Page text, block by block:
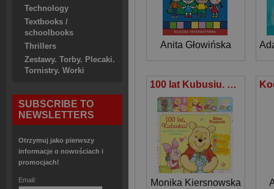
Technology
Textbooks /
schoolbooks
Thrillers
Zestawy. Torby. Plecaki.
Tornistry. Worki
SUBSCRIBE TO
NEWSLETTERS
Otrzymuj jako pierwszy
informacje o nowościach i
promocjach!
Email:
Anita Głowińska
100 lat Kubusiu. Opowiastka z dźwiękami i światełkami. Disney Kubuś i przyjaciele
Monika Kiersnowska